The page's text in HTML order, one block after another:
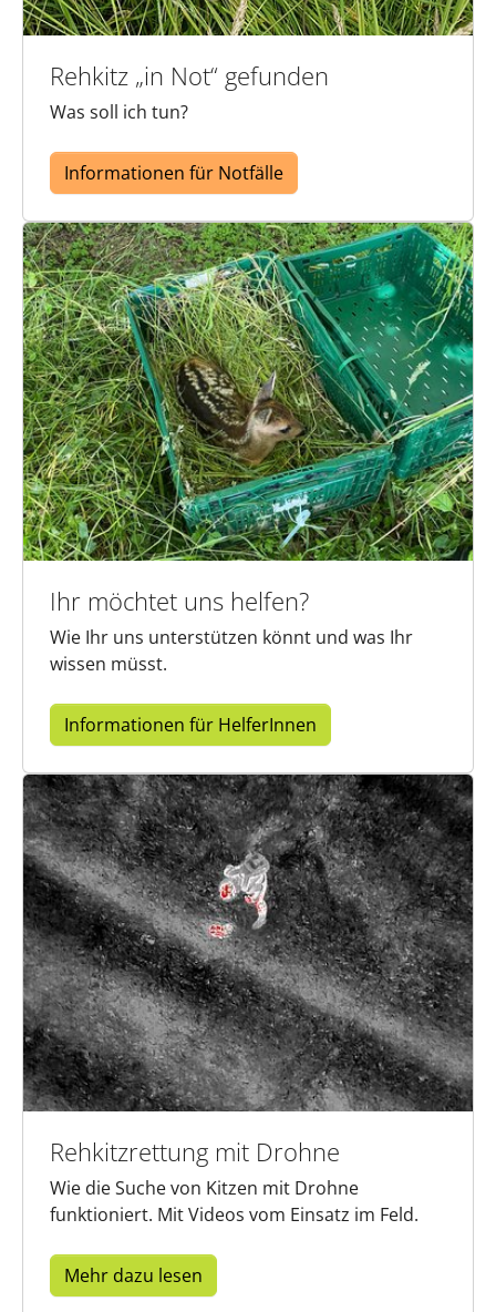
Rehkitz „in Not“ gefunden
Was soll ich tun?
Informationen für Notfälle
Ihr möchtet uns helfen?
Wie Ihr uns unterstützen könnt und was Ihr
wissen müsst.
Informationen für HelferInnen
Rehkitzrettung mit Drohne
Wie die Suche von Kitzen mit Drohne
funktioniert. Mit Videos vom Einsatz im Feld.
Mehr dazu lesen